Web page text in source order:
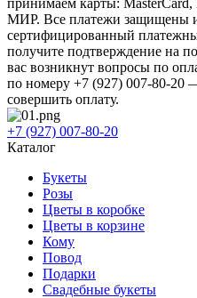
МИР. Все платежи защищены и
сертифицированный
получите подтверждение на
вас возникнут вопросы по
по номеру +7 (927) 007-80-20
совершить оплату.
+7 (927) 007-80-20
Каталог
Букеты
Розы
Цветы в коробке
Цветы в корзине
Кому
Повод
Подарки
Свадебные букеты